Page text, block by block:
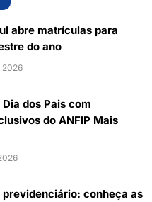
abre matrículas para
do ano
2026
dos Pais com
do ANFIP Mais
previdenciário: conheça as